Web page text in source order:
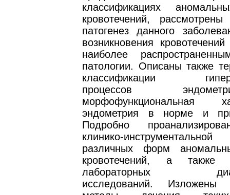
классификациях
кровотечений,
патогенез данного
возникновения
наиболее
патологии. Описаны также
классификации
процессов
морфофункциональная
эндометрия в норме и
Подробно
клинико-инструментальной
различных форм
кровотечений, а также
лабораторных
исследований. Изложены